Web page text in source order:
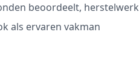
beoordeelt, herstelwerk
als ervaren vakman